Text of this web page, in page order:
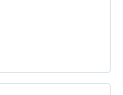
vs 알렉시온 딜
즈니의 M&A 전략